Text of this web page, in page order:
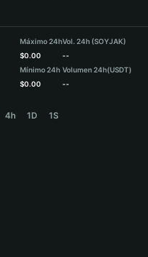
Máximo 24h
$0.00
Mínimo 24h
$0.00
Vol. 24h (SOYJAK)
--
Volumen 24h(USDT)
--
4h 1D 1S